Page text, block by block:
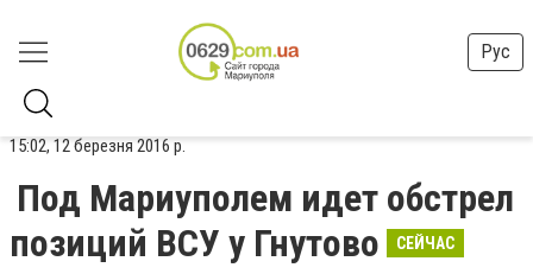
Рус
15:02, 12 березня 2016 р.
Под Мариуполем идет обстрел
позиций ВСУ у Гнутово
СЕЙЧАС